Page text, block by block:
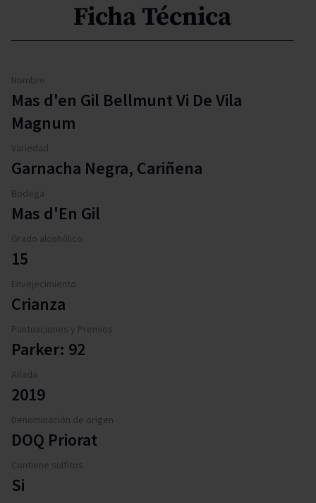
Ficha Técnica
Nombre
Mas d'en Gil Bellmunt Vi De Vila
Magnum
Variedad
Garnacha Negra, Cariñena
Bodega
Mas d'En Gil
Grado alcohólico
15
Envejecimiento
Crianza
Puntuaciones y Premios
Parker: 92
Añada
2019
Denominación de origen
DOQ Priorat
Contiene sulfitos
Si